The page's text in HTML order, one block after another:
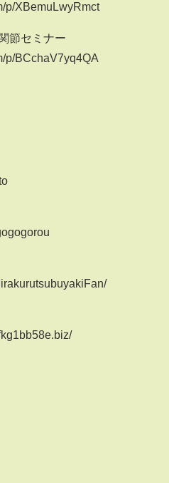
p/XBemuLwyRmct
節セミナー
p/BCchaV7yq4QA